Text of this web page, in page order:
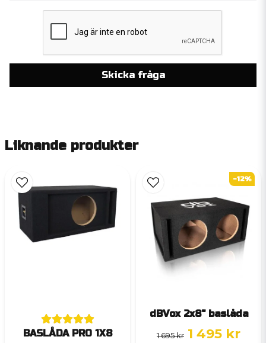
Skicka fråga
Liknande produkter
BASLÅDA PRO 1X8
dBVox 2x8" baslåda
1 695 kr 1 495 kr
-12%